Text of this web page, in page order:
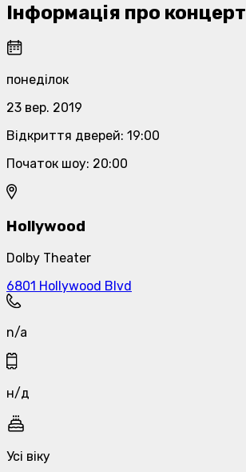
Інформація про концерт
понеділок
23 вер. 2019
Відкриття дверей: 19:00
Початок шоу: 20:00
Hollywood
Dolby Theater
6801 Hollywood Blvd
n/a
н/д
Усі віку